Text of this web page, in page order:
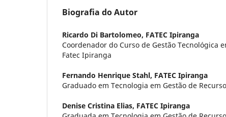
Biografia do Autor
Ricardo Di Bartolomeo, FATEC Ipiranga
Coordenador do Curso de Gestão Tecnológica
Fatec Ipiranga
Fernando Henrique Stahl, FATEC Ipiranga
Graduado em Tecnologia em Gestão de
Denise Cristina Elias, FATEC Ipiranga